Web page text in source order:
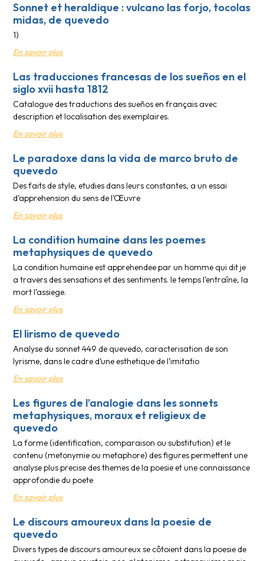
Sonnet et heraldique : vulcano las forjo, tocolas
midas, de quevedo
1)
En savoir plus
Las traducciones francesas de los sueños en el
siglo xvii hasta 1812
Catalogue des traductions des sueños en français avec
description et localisation des exemplaires.
En savoir plus
Le paradoxe dans la vida de marco bruto de
quevedo
Des faits de style, etudies dans leurs constantes, a un essai
d’apprehension du sens de l’Œuvre
En savoir plus
La condition humaine dans les poemes
metaphysiques de quevedo
La condition humaine est apprehendee par un homme qui dit je
a travers des sensations et des sentiments. le temps l’entraîne, la
mort l’assiege.
En savoir plus
El lirismo de quevedo
Analyse du sonnet 449 de quevedo, caracterisation de son
lyrisme, dans le cadre d’une esthetique de l’imitatio
En savoir plus
Les figures de l’analogie dans les sonnets
metaphysiques, moraux et religieux de
quevedo
La forme (identification, comparaison ou substitution) et le
contenu (metonymie ou metaphore) des figures permettent une
analyse plus precise des themes de la poesie et une connaissance
approfondie du poete
En savoir plus
Le discours amoureux dans la poesie de
quevedo
Divers types de discours amoureux se côtoient dans la poesie de